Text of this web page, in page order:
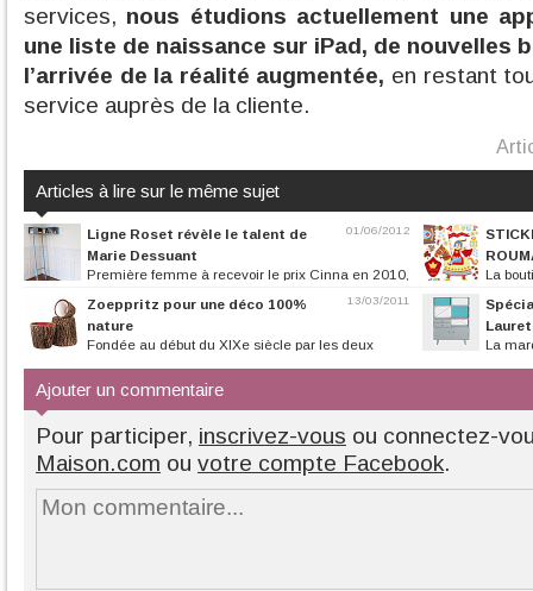
services, nous étudions actuellement une
une liste de naissance sur iPad, de nouvelles
l’arrivée de la réalité augmentée, en restant
service auprès de la cliente.
Articles à lire sur le même sujet
01/06/2012
Ligne Roset révèle le talent de
Marie Dessuant
Première femme à recevoir le prix Cinna en 2010,
La
13/03/2011
Zoeppritz pour une déco 100%
nature
Fondée au début du XIXe siècle par les deux
La
Ajouter un commentaire
Pour participer, inscrivez-vous ou connectez-
Maison.com ou votre compte Facebook.